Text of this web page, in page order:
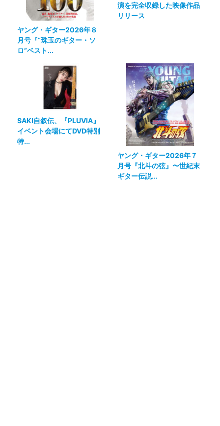
ヤング・ギター2026年８
月号『“珠玉のギター・ソ
ロ”ベスト...
演を完全収録した映像作品
リリース
SAKI自叙伝、『PLUVIA』
イベント会場にてDVD特別
特...
ヤング・ギター2026年７
月号『北斗の弦』〜世紀末
ギター伝説...